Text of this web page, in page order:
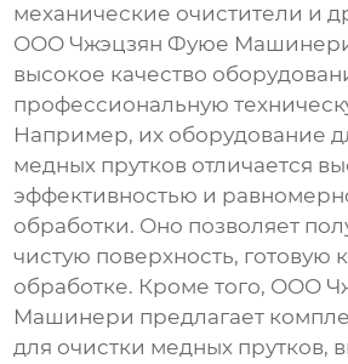
механические очистители и
ООО Чжэцзян Фуюе Машинери
высокое качество
профессиональную
Например, их оборудование
медных прутков отличается
эффективностью и
обработки. Оно позволяет
чистую поверхность, готовую
обработке. Кроме того, ООО
Машинери предлагает
для очистки медных прутков,